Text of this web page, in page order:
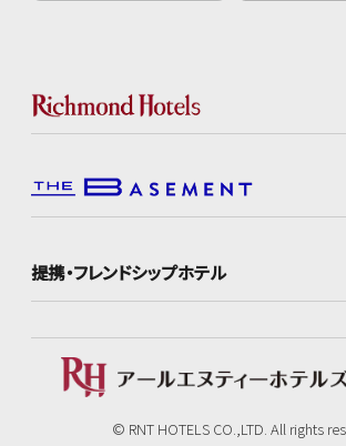
提携・フレンドシップホテル
© RNT HOTELS CO.,LTD. All rights